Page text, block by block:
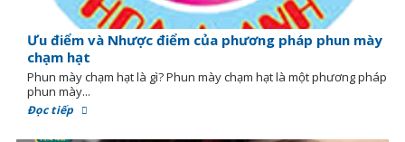
Ưu điểm và Nhược điểm của phương pháp phun mày
chạm hạt
Phun mày chạm hạt là gì? Phun mày chạm hạt là một phương pháp
phun mày...
Đọc tiếp